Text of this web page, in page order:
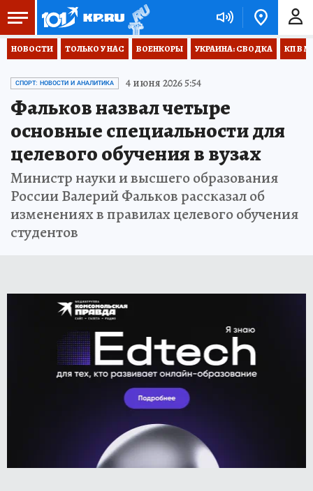
НОВОСТИ ТОЛЬКО У НАС ВОЕНКОРЫ УКРАИНА: СВОДКА КП В
СПОРТ: НОВОСТИ И АНАЛИТИКА 4 июня 2026 5:54
Фальков назвал четыре
основные специальности для
целевого обучения в вузах
Министр науки и высшего образования
России Валерий Фальков рассказал об
изменениях в правилах целевого обучения
студентов